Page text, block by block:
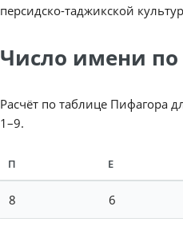
персидско-таджикской
Число имени
Расчёт по таблице Пифагора
1–9.
П Е
8 6